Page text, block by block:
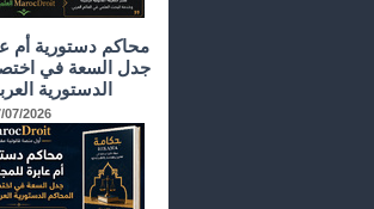
محاكم دستورية أم
جدل السعة في
الدستورية
07/2026